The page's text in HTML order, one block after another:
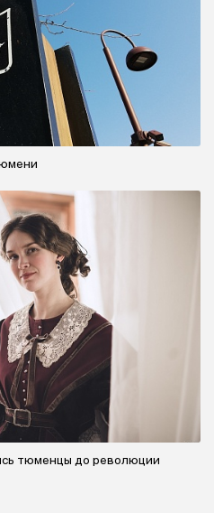
тюменцы до революции